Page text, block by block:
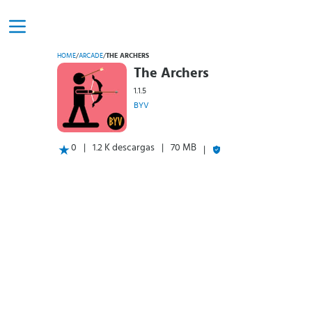
HOME/ARCADE/THE ARCHERS
The Archers
1.1.5
BYV
0 1.2 K descargas 70 MB